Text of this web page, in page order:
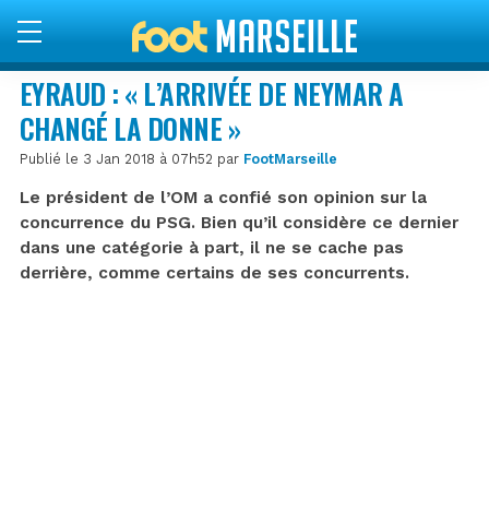
EYRAUD : « L’ARRIVÉE DE NEYMAR A
CHANGÉ LA DONNE »
Publié le 3 Jan 2018 à 07h52 par FootMarseille
Le président de l’OM a confié son opinion sur la
concurrence du PSG. Bien qu’il considère ce dernier
dans une catégorie à part, il ne se cache pas
derrière, comme certains de ses concurrents.